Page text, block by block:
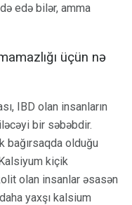
edə bilər, amma
üçün nə
IBD olan insanların
bir səbəbdir.
bağırsaqda olduğu
kiçik
olan insanlar əsasən
yaxşı kalsium